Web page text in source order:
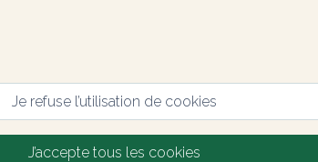
Je refuse l’utilisation de cookies
J’accepte tous les cookies